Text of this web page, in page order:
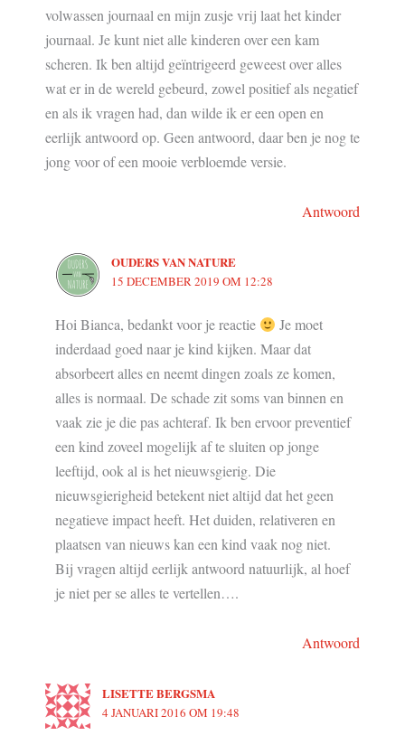
volwassen journaal en mijn zusje vrij laat het kinder
journaal. Je kunt niet alle kinderen over een kam
scheren. Ik ben altijd geïntrigeerd geweest over alles
wat er in de wereld gebeurd, zowel positief als negatief
en als ik vragen had, dan wilde ik er een open en
eerlijk antwoord op. Geen antwoord, daar ben je nog te
jong voor of een mooie verbloemde versie.
Antwoord
OUDERS VAN NATURE
15 DECEMBER 2019 OM 12:28
Hoi Bianca, bedankt voor je reactie
Je moet
inderdaad goed naar je kind kijken. Maar dat
absorbeert alles en neemt dingen zoals ze komen,
alles is normaal. De schade zit soms van binnen en
vaak zie je die pas achteraf. Ik ben ervoor preventief
een kind zoveel mogelijk af te sluiten op jonge
leeftijd, ook al is het nieuwsgierig. Die
nieuwsgierigheid betekent niet altijd dat het geen
negatieve impact heeft. Het duiden, relativeren en
plaatsen van nieuws kan een kind vaak nog niet.
Bij vragen altijd eerlijk antwoord natuurlijk, al hoef
je niet per se alles te vertellen….
Antwoord
LISETTE BERGSMA
4 JANUARI 2016 OM 19:48